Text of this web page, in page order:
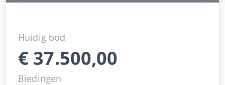
Huidig bod
€ 37.500,00
Biedingen